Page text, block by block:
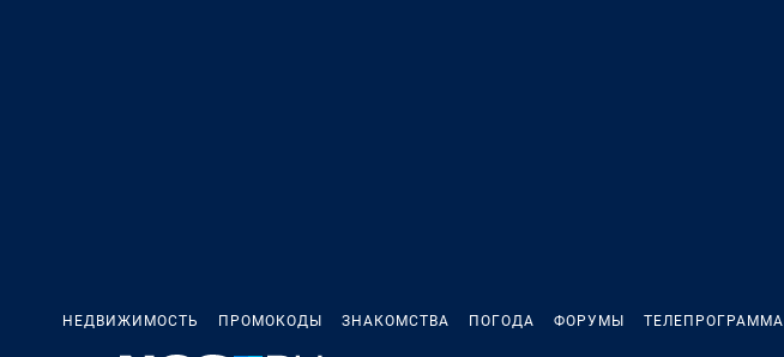
НЕДВИЖИМОСТЬ ПРОМОКОДЫ ЗНАКОМСТВА ПОГОДА ФОРУМЫ ТЕЛЕПРОГРАММА